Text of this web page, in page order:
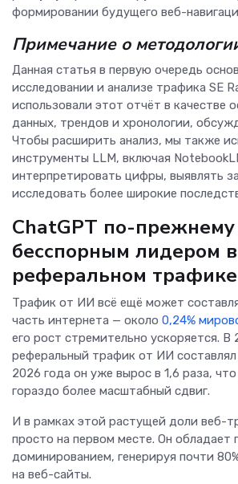
формировании будущего веб-
Примечание о
Данная статья в первую очередь
исследовании и анализе трафика SE
использовали этот отчёт в качестве
данных, трендов и хронологии,
Чтобы расширить анализ, мы также
инструменты LLM, включая
интерпретировать цифры, выявлять
исследовать более широкие
ChatGPT по-прежнему
бесспорным лидером в
реферальном
Трафик от ИИ всё ещё может
часть интернета — около 0,24%
его рост стремительно ускоряется. В
реферальный трафик от ИИ составлял
2026 года он уже вырос в 1,6 раза,
гораздо более масштабный сдвиг.
И в рамках этой растущей доли веб-
просто на первом месте. Он
доминированием, генерируя почти
на веб-сайты.